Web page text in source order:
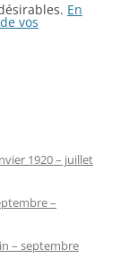
En
vos
1920 – juillet
–
– septembre